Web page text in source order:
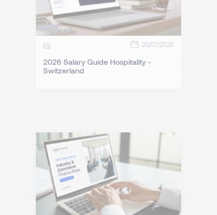
20/07/2026
2026 Salary Guide Hospitality -
Switzerland